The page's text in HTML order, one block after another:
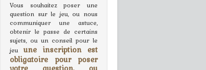
Vous souhaitez poser une
question sur le jeu, ou nous
communiquer une astuce,
obtenir le passe de certains
sujets, ou un conseil pour le
jeu une inscription est
obligatoire pour poser